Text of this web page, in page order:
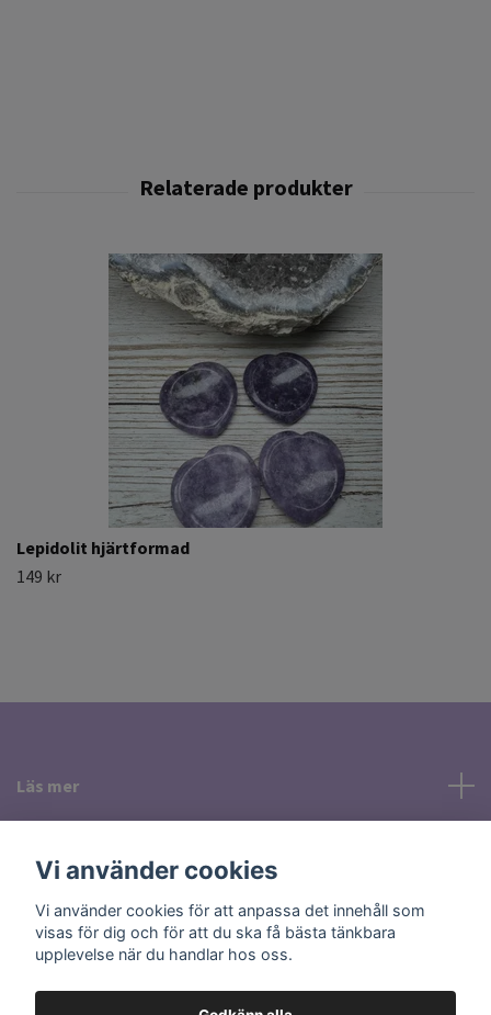
Lepidolit hjärtformad
149 kr
Läs mer
Vi använder cookies
Vi använder cookies för att anpassa det innehåll som
visas för dig och för att du ska få bästa tänkbara
upplevelse när du handlar hos oss.